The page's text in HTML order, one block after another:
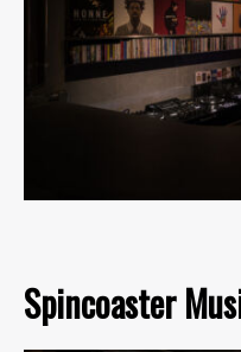
Spincoaster